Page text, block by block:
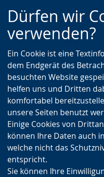
Dürfen wir
verwenden?
Ein Cookie ist eine
dem Endgerät des
besuchten Website
helfen uns und Dritten
komfortabel
unsere Seiten benutzt
Einige Cookies von
können Ihre Daten auch
welche nicht das
entspricht.
Sie können Ihre